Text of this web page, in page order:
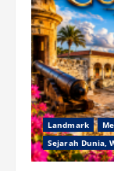
Landmark
Sejarah Dunia,